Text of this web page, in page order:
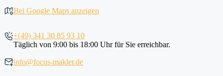
Bei Google Maps anzeigen
+(49) 341 30 85 93 10
Täglich von 9:00 bis 18:00 Uhr für Sie erreichbar.
info@focus-makler.de